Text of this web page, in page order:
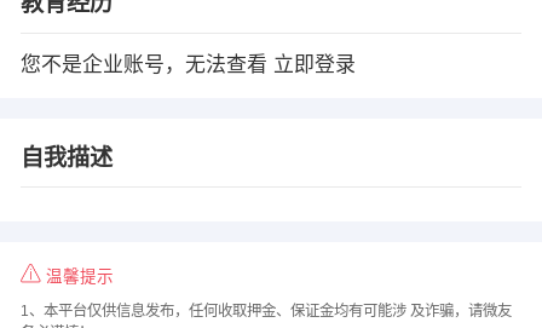
您不是企业账号，无法查看 立即登录
自我描述
温馨提示
1、本平台仅供信息发布，任何收取押金、保证金均有可能涉 及诈骗，请微友